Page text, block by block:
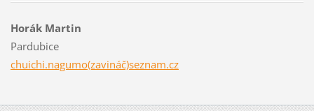
Horák Martin
Pardubice
chuichi.nagumo(zavináč)seznam.cz